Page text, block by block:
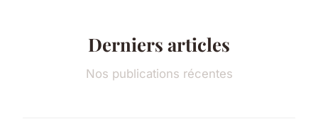
Derniers articles
Nos publications récentes